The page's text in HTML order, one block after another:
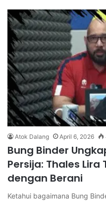
Atok Dalang April 6, 2026
Bung Binder
Persija: Thales Lira
dengan Berani
Ketahui bagaimana Bung